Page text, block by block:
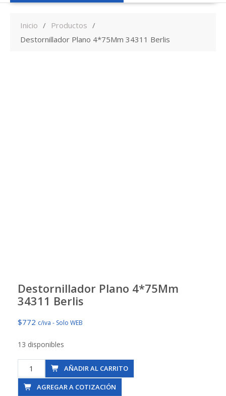
Inicio
Productos
Destornillador Plano 4*75Mm 34311 Berlis
Destornillador Plano 4*75Mm
34311 Berlis
$772 c/iva - Solo WEB
13 disponibles
Destornillador
Plano
4*75Mm
AÑADIR AL CARRITO
AGREGAR A COTIZACIÓN